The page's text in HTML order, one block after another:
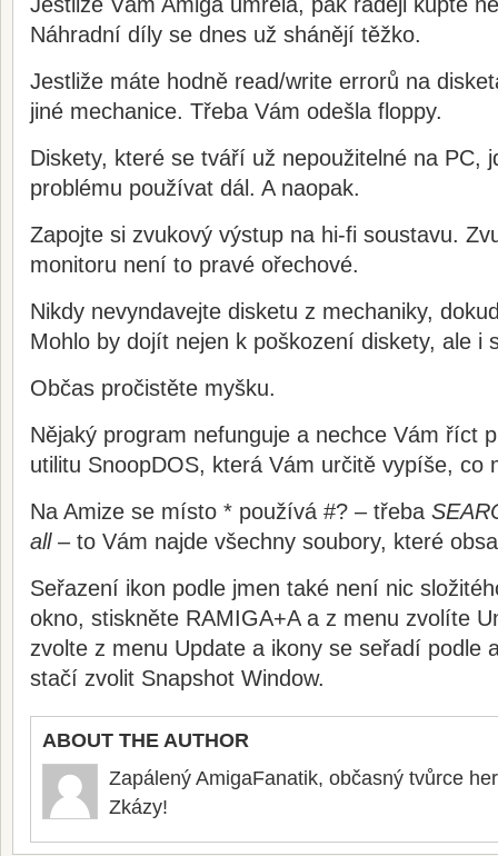
Náhradní díly se dnes už shánějí těžko.
Jestliže máte hodně read/write errorů na
jiné mechanice. Třeba Vám odešla floppy.
Diskety, které se tváří už nepoužitelné na PC,
problému používat dál. A naopak.
Zapojte si zvukový výstup na hi-fi soustavu.
monitoru není to pravé ořechové.
Nikdy nevyndavejte disketu z mechaniky,
Mohlo by dojít nejen k poškození diskety, ale i
Občas pročistěte myšku.
Nějaký program nefunguje a nechce Vám říct
utilitu SnoopDOS, která Vám určitě vypíše, co
Na Amize se místo * používá #? – třeba
all– to Vám najde všechny soubory, které
Seřazení ikon podle jmen také není nic
okno, stiskněte RAMIGA+A a z menu zvolíte
zvolte z menu Update a ikony se seřadí podle
stačí zvolit Snapshot Window.
ABOUT THE AUTHOR
Zapálený AmigaFanatik, občasný tvůrce
Zkázy!